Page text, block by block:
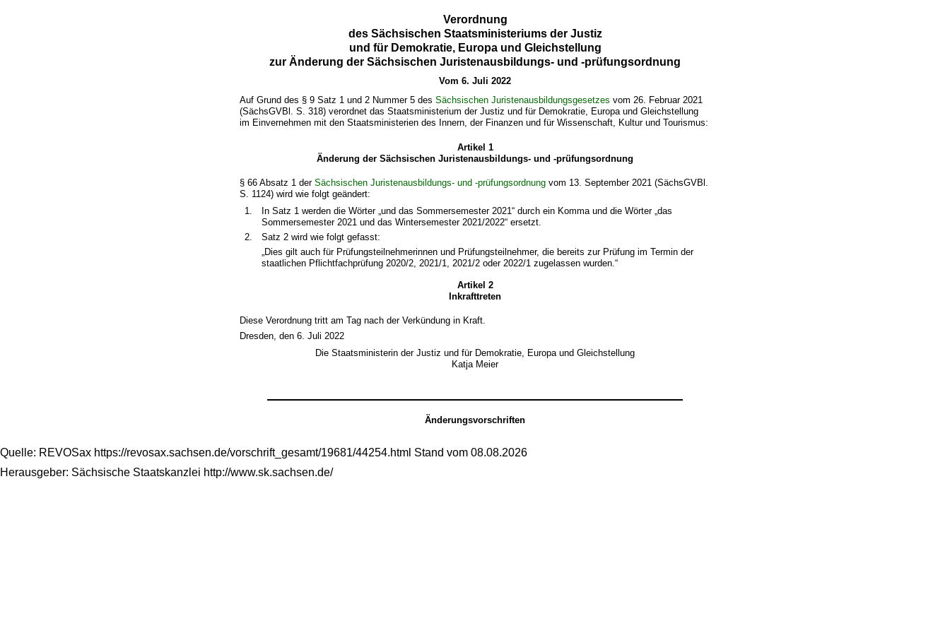
Verordnung
des Sächsischen Staatsministeriums der Justiz
und für Demokratie, Europa und Gleichstellung
zur Änderung der Sächsischen Juristenausbildungs- und -prüfungsordnung
Vom 6. Juli 2022
Auf Grund des § 9 Satz 1 und 2 Nummer 5 desSächsischen Juristenausbildungsgesetzes vom 26. Februar 2021
(SächsGVBl. S. 318) verordnet das Staatsministerium der Justiz und für Demokratie, Europa und Gleichstellung
im Einvernehmen mit den Staatsministerien des Innern, der Finanzen und für Wissenschaft, Kultur und Tourismus:
Artikel 1
Änderung der Sächsischen Juristenausbildungs- und -prüfungsordnung
§ 66 Absatz 1 derSächsischen Juristenausbildungs- und -prüfungsordnung vom 13. September 2021 (SächsGVBl.
S. 1124) wird wie folgt geändert:
1.
In Satz 1 werden die Wörter „und das Sommersemester 2021“ durch ein Komma und die Wörter „das
Sommersemester 2021 und das Wintersemester 2021/2022“ ersetzt.
2.
Satz 2 wird wie folgt gefasst:
„Dies gilt auch für Prüfungsteilnehmerinnen und Prüfungsteilnehmer, die bereits zur Prüfung im Termin der
staatlichen Pflichtfachprüfung 2020/2, 2021/1, 2021/2 oder 2022/1 zugelassen wurden.“
Artikel 2
Inkrafttreten
Diese Verordnung tritt am Tag nach der Verkündung in Kraft.
Dresden, den 6. Juli 2022
Die Staatsministerin der Justiz und für Demokratie, Europa und Gleichstellung
Katja Meier
Änderungsvorschriften
Quelle: REVOSax https://revosax.sachsen.de/vorschrift_gesamt/19681/44254.html Stand vom 08.08.2026
Herausgeber: Sächsische Staatskanzlei http://www.sk.sachsen.de/